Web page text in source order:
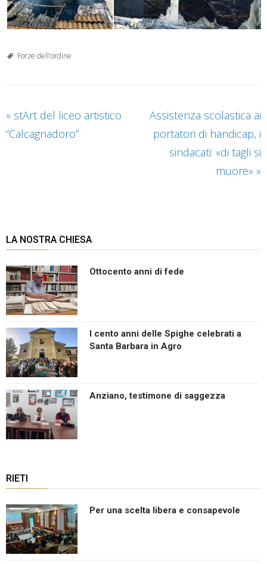
Forze dell'ordine
« stArt del liceo artistico
“Calcagnadoro”
Assistenza scolastica ai
portatori di handicap, i
sindacati: «di tagli si
muore» »
LA NOSTRA CHIESA
Ottocento anni di fede
I cento anni delle Spighe celebrati a
Santa Barbara in Agro
Anziano, testimone di saggezza
RIETI
Per una scelta libera e consapevole